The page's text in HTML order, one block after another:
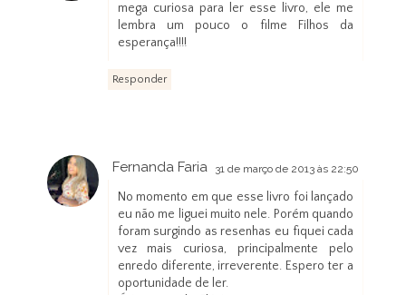
mega curiosa para ler esse livro, ele me
lembra um pouco o filme Filhos da
esperança!!!!
Responder
Fernanda Faria 31 de março de 2013 às 22:50
No momento em que esse livro foi lançado
eu não me liguei muito nele. Porém quando
foram surgindo as resenhas eu fiquei cada
vez mais curiosa, principalmente pelo
enredo diferente, irreverente. Espero ter a
oportunidade de ler.